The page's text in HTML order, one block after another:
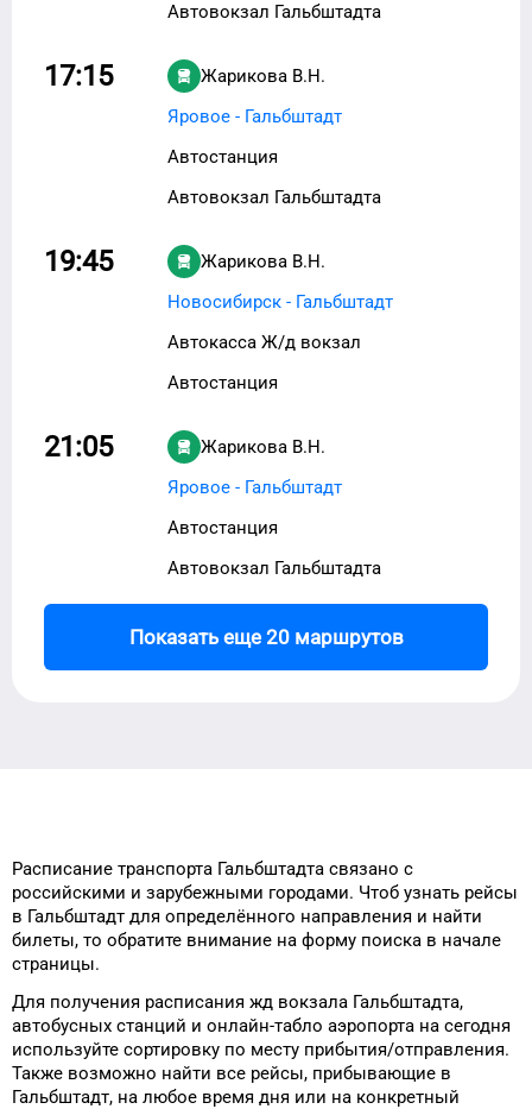
Автовокзал Гальбштадта
17:15
Жарикова В.Н.
Яровое - Гальбштадт
Автостанция
Автовокзал Гальбштадта
19:45
Жарикова В.Н.
Новосибирск - Гальбштадт
Автокасса Ж/д вокзал
Автостанция
21:05
Жарикова В.Н.
Яровое - Гальбштадт
Автостанция
Автовокзал Гальбштадта
Показать еще 20 маршрутов
Расписание транспорта Гальбштадта связано с
российскими и зарубежными городами. Чтоб узнать рейсы
в Гальбштадт для определённого направления и найти
билеты, то обратите внимание на форму поиска в начале
страницы.
Для получения расписания жд вокзала Гальбштадта,
автобусных станций и онлайн-табло аэропорта на сегодня
используйте сортировку по месту прибытия/отправления.
Также возможно найти все рейсы, прибывающие в
Гальбштадт, на любое время дня или на конкретный